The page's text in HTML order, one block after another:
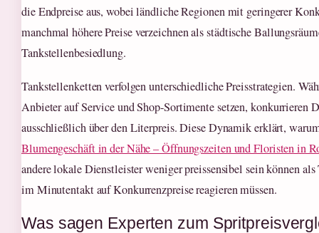
die Endpreise aus, wobei ländliche Regionen mit geringerer
manchmal höhere Preise verzeichnen als städtische
Tankstellenbesiedlung.
Tankstellenketten verfolgen unterschiedliche Preisstrategien.
Anbieter auf Service und Shop-Sortimente setzen, konkurrieren
ausschließlich über den Literpreis. Diese Dynamik erklärt,
Blumengeschäft in der Nähe – Öffnungszeiten und Floristen in
andere lokale Dienstleister weniger preissensibel sein können
im Minutentakt auf Konkurrenzpreise reagieren müssen.
Was sagen Experten zum